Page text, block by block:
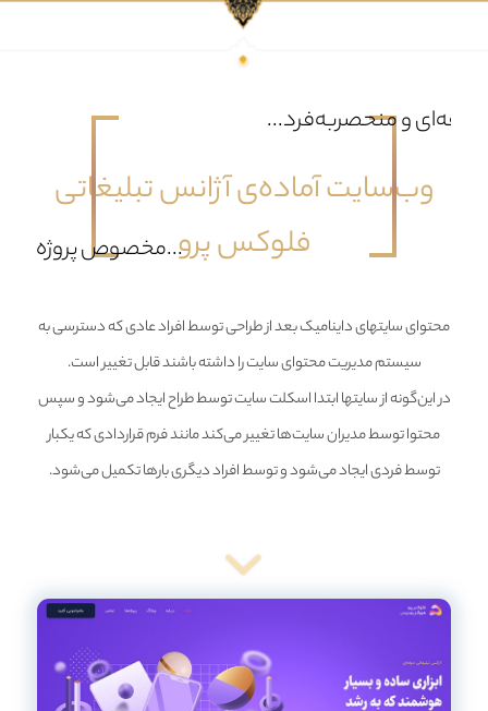
حرفه‌ای و منحصربه‌فرد...
وب‌سایت آماده‌ی آژانس تبلیغاتی
فلوکس پرو...مخصوص
محتوای سایتهای داینامیک بعد از طراحی توسط افراد عادی که دسترسی به
سیستم مدیریت محتوای سایت را داشته باشند قابل تغییر است.
در این‌گونه از سایتها ابتدا اسکلت سایت توسط طراح ایجاد می‌شود و سپس
محتوا توسط مدیران سایت‌ها تغییر می‌کند مانند فرم قراردادی که یکبار
توسط فردی ایجاد می‌شود و توسط افراد دیگری بارها تکمیل می‌شود.